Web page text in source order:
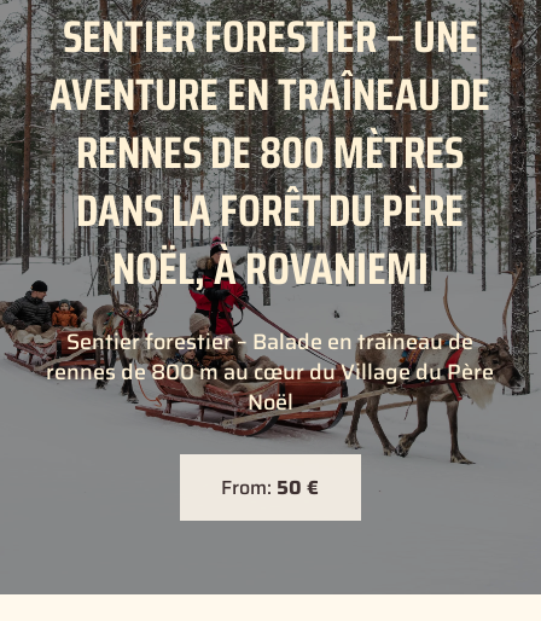
SENTIER FORESTIER – UNE
AVENTURE EN TRAÎNEAU DE
RENNES DE 800 MÈTRES
DANS LA FORÊT DU PÈRE
NOËL, À ROVANIEMI
Sentier forestier – Balade en traîneau de
rennes de 800 m au cœur du Village du Père
Noël
From: 50 €